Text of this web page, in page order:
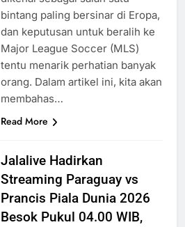
bintang paling bersinar di Eropa,
dan keputusan untuk beralih ke
Major League Soccer (MLS)
tentu menarik perhatian banyak
orang. Dalam artikel ini, kita akan
membahas…
Read More
Jalalive Hadirkan
Streaming Paraguay vs
Prancis Piala Dunia 2026
Besok Pukul 04.00 WIB,